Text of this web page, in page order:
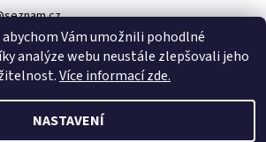
Bílé Slůně | Instagram Bílé Slůně
Vám umožnili pohodlné
analýze webu neustále zlepšovali jeho
Více informací zde.
NASTAVENÍ